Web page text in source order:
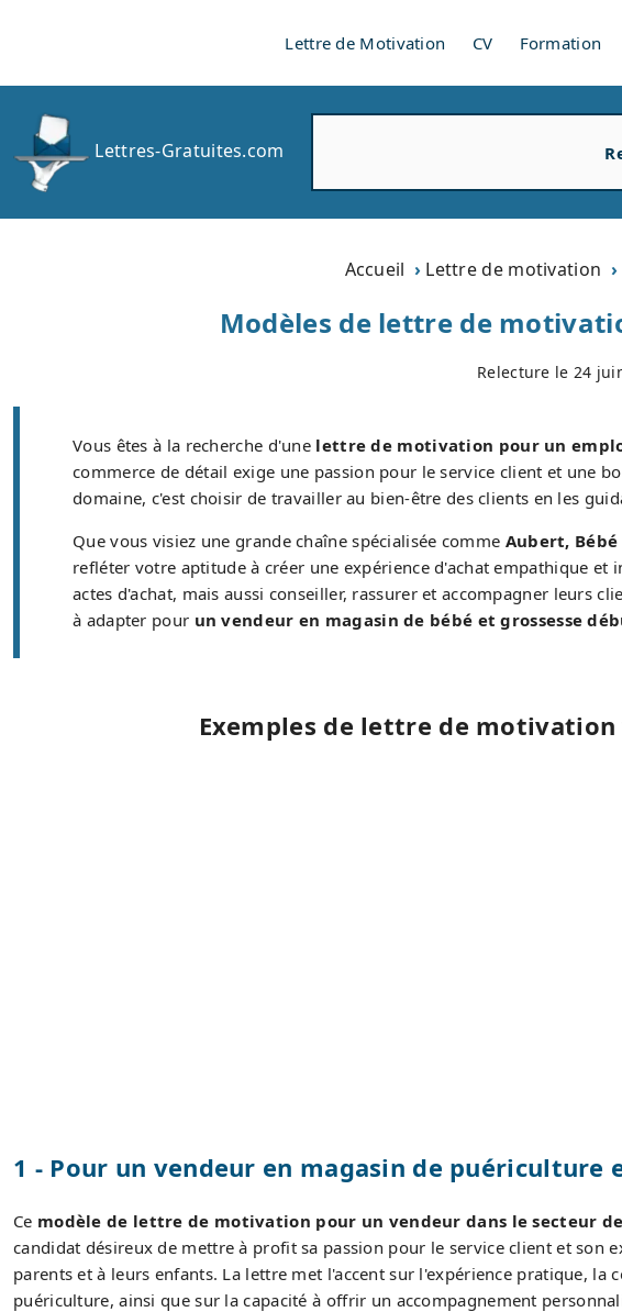
Lettre de Motivation CV Formation
Lettres-Gratuites.com
h
e
Accueil Lettre de motivation
Modèles de lettre de
Relecture le 24
Vous êtes à la recherche d'une lettre de motivation pour un
commerce de détail exige une passion pour le service client et une
domaine, c'est choisir de travailler au bien-être des clients en les
Que vous visiez une grande chaîne spécialisée comme Aubert,
refléter votre aptitude à créer une expérience d'achat empathique
actes d'achat, mais aussi conseiller, rassurer et accompagner leurs
à adapter pour un vendeur en magasin de bébé et grossesse
Exemples de lettre de
1 - Pour un vendeur en magasin de puériculture
Ce modèle de lettre de motivation pour un vendeur dans le secteur
candidat désireux de mettre à profit sa passion pour le service client et son
parents et à leurs enfants. La lettre met l'accent sur l'expérience pratique, la
puériculture, ainsi que sur la capacité à offrir un accompagnement